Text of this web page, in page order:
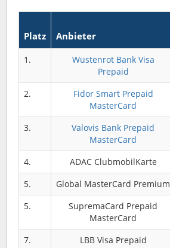
Platz Anbieter
1.
Wüstenrot Bank Visa
Prepaid
2.
Fidor Smart Prepaid
MasterCard
3.
Valovis Bank Prepaid
MasterCard
4. ADAC ClubmobilKarte
5.
Global MasterCard Premium
5.
SupremaCard Prepaid
MasterCard
7. LBB Visa Prepaid